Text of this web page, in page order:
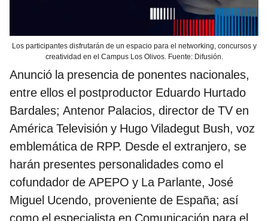
Los participantes disfrutarán de un espacio para el networking, concursos y
creatividad en el Campus Los Olivos. Fuente: Difusión.
Anunció la presencia de ponentes nacionales,
entre ellos el postproductor Eduardo Hurtado
Bardales; Antenor Palacios, director de TV en
América Televisión y Hugo Viladegut Bush, voz
emblemática de RPP. Desde el extranjero, se
harán presentes personalidades como el
cofundador de APEPO y La Parlante, José
Miguel Ucendo, proveniente de España; así
como el especialista en Comunicación para el